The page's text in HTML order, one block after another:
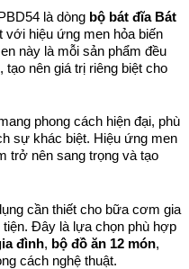
là dòng bộ bát đĩa Bát
với hiệu ứng men hỏa biến
này là mỗi sản phẩm đều
nên giá trị riêng biệt cho
phong cách hiện đại, phù
sự khác biệt. Hiệu ứng men
trở nên sang trọng và tạo
cần thiết cho bữa cơm gia
Đây là lựa chọn phù hợp
đình, bộ đồ ăn 12 món,
cách nghệ thuật.